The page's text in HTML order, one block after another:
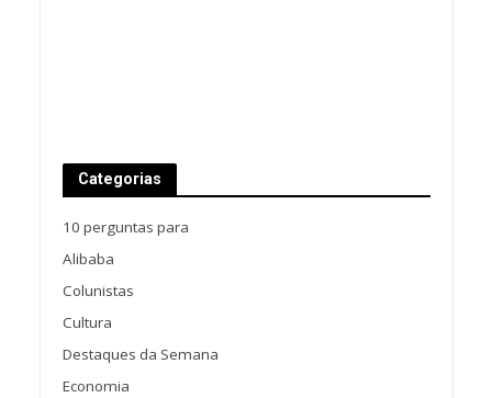
Categorias
10 perguntas para
Alibaba
Colunistas
Cultura
Destaques da Semana
Economia